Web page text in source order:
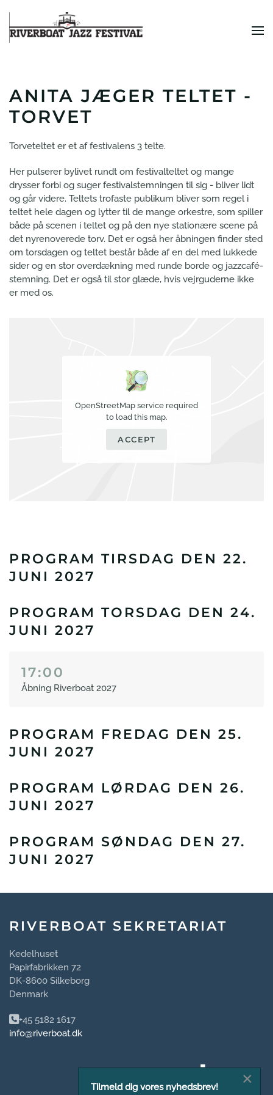
Skip to main content
ANITA JÆGER TELTET -
TORVET
Torveteltet er et af festivalens 3 telte.
Her pulserer bylivet rundt om festivalteltet og mange
drysser forbi og suger festivalstemningen til sig - bliver lidt
og går videre. Teltets trofaste publikum bliver som regel i
teltet hele dagen og lytter til de mange orkestre, som spiller
både på scenen i teltet og på den nye stationære scene på
det nyrenoverede torv. Det er også her åbningen finder sted
om torsdagen og teltet består både af en del med lukkede
sider og en stor overdækning med runde borde og jazzcafé-
stemning. Det er også til stor glæde, hvis vejrguderne ikke
er med os.
OpenStreetMap service required
to load this map.
ACCEPT
PROGRAM TIRSDAG DEN 22.
JUNI 2027
PROGRAM TORSDAG DEN 24.
JUNI 2027
17:00
Åbning Riverboat 2027
PROGRAM FREDAG DEN 25.
JUNI 2027
PROGRAM LØRDAG DEN 26.
JUNI 2027
PROGRAM SØNDAG DEN 27.
JUNI 2027
RIVERBOAT SEKRETARIAT
Kedelhuset
Papirfabrikken 72
DK-8600 Silkeborg
Denmark
+45 5182 1617
info@riverboat.dk
×
Tilmeld dig vores nyhedsbrev!